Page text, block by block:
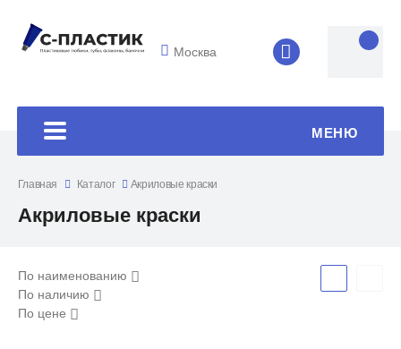
Москва 8 (4852) 33-
МЕНЮ
Главная Каталог Акриловые краски
Акриловые краски
По наименованию
По наличию
По цене